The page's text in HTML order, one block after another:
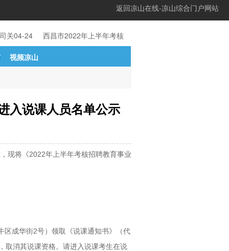
返回凉山在线-凉山综合门户网站
关04-24 西昌市2022年上半年考核招聘教育事
视频凉山
入说课人员名单公示
现将《2022年上半年考核招聘教育事业
区成华街2号）领取《说课通知书》（代
取消其说课资格。请进入说课考生在说